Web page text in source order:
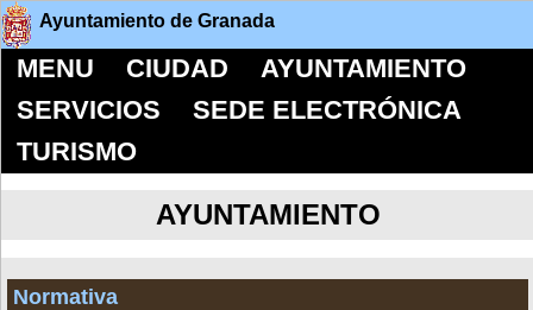
Ayuntamiento de Granada
MENU CIUDAD
AYUNTAMIENTO
SERVICIOS
SEDE ELECTRÓNICA
TURISMO
AYUNTAMIENTO
Normativa